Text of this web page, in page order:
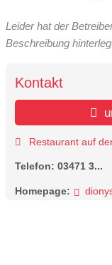
Leider hat der
Beschreibung
Kontakt
Restaurant auf
Telefon: 03471 3...
Homepage: